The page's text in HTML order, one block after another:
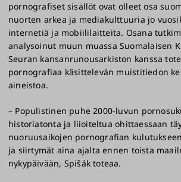
pornografiset sisällöt ovat olleet osa
nuorten arkea ja mediakulttuuria jo
internetiä ja mobiililaitteita. Osana
analysoinut muun muassa Suomalaisen
Seuran kansanrunousarkiston kanssa
pornografiaa käsittelevän muistitiedon
aineistoa.
– Populistinen puhe 2000-luvun
historiatonta ja liioiteltua ohittaessaan
nuoruusaikojen pornografian
ja siirtymät aina ajalta ennen toista
nykypäivään, Spišák toteaa.